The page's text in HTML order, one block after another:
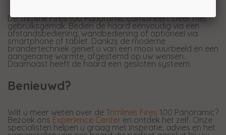
De Trimline Fires 100 Panoramic combineert sfeer met
gebruiksgemak. Bedien de haard eenvoudig via een
afstandsbediening, wandbediening of optioneel via
smartphone of tablet. Dankzij de moderne
brandertechniek geniet u van een mooi vuurbeeld en een
aangename warmte, afgestemd op uw wensen.
Daarnaast heeft de haard een gesloten systeem.
Benieuwd?
Wilt u meer weten over de Trimlines Fires 100 Panoramic?
Bezoek ons Experience Center en ontdek het zelf. Onze
specialisten helpen u graag met inspiratie, advies en het